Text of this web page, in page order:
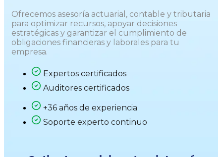
Ofrecemos asesoría actuarial, contable y tributaria
para optimizar recursos, apoyar decisiones
estratégicas y garantizar el cumplimiento de
obligaciones financieras y laborales para tu
empresa.
Expertos certificados
Auditores certificados
+36 años de experiencia
Soporte experto continuo